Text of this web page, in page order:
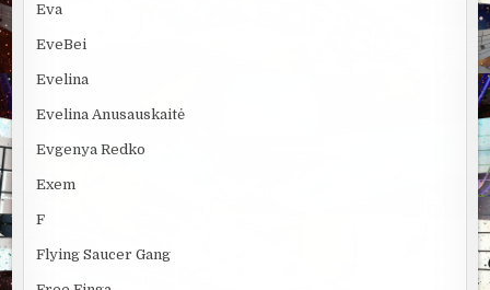
Eva
EveBei
Evelina
Evelina Anusauskaitė
Evgenya Redko
Exem
F
Flying Saucer Gang